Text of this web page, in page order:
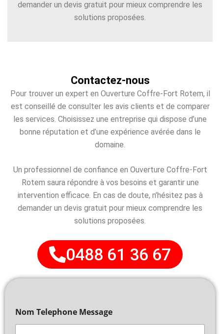
demander un devis gratuit pour mieux comprendre les
solutions proposées.
Contactez-nous
Pour trouver un expert en Ouverture Coffre-Fort Rotem, il
est conseillé de consulter les avis clients et de comparer
les services. Choisissez une entreprise qui dispose d’une
bonne réputation et d’une expérience avérée dans le
domaine.
Un professionnel de confiance en Ouverture Coffre-Fort
Rotem saura répondre à vos besoins et garantir une
intervention efficace. En cas de doute, n’hésitez pas à
demander un devis gratuit pour mieux comprendre les
solutions proposées.
0488 61 36 67
Nom Telephone Message